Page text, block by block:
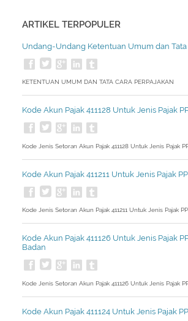
ARTIKEL TERPOPULER
Undang-Undang Ketentuan Umum dan Tata
KETENTUAN UMUM DAN TATA CARA PERPAJAKAN
Kode Akun Pajak 411128 Untuk Jenis Pajak
Kode Jenis Setoran Akun Pajak 411128 Untuk Jenis Pajak
Kode Akun Pajak 411211 Untuk Jenis Pajak
Kode Jenis Setoran Akun Pajak 411211 Untuk Jenis Pajak
Kode Akun Pajak 411126 Untuk Jenis Pajak
Badan
Kode Jenis Setoran Akun Pajak 411126 Untuk Jenis Pajak
Kode Akun Pajak 411124 Untuk Jenis Pajak